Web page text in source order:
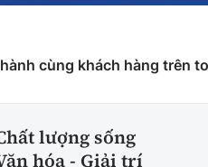
cùng khách hàng trên
lượng sống
hóa - Giải trí